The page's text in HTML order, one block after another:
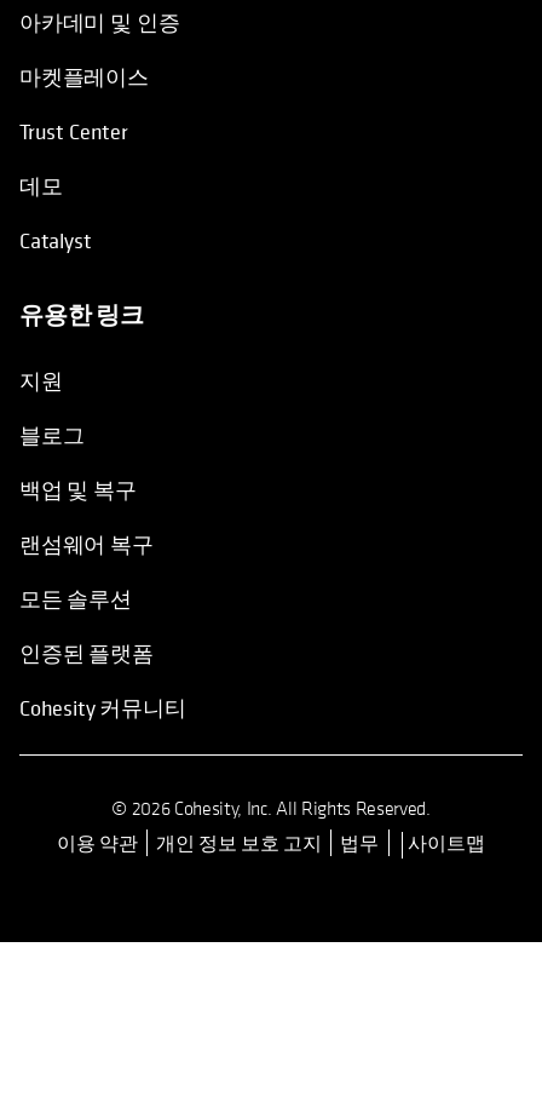
마켓플레이스
Trust Center
데모
Catalyst
유용한 링크
지원
블로그
백업 및 복구
랜섬웨어 복구
모든 솔루션
인증된 플랫폼
Cohesity 커뮤니티
© 2026 Cohesity, Inc. All Rights Reserved.
opens in a new tab